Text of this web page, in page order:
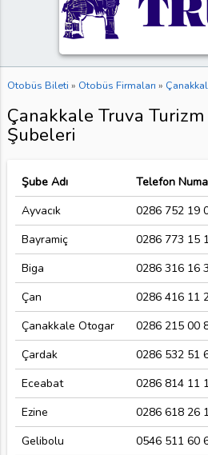
Otobüs Bileti » Otobüs Firmaları »
Çanakkale Truva
Şubeleri
Şube Adı
Telefon
Ayvacık
0286 752 19
Bayramiç
0286 773 15
Biga
0286 316 16
Çan
0286 416 11
Çanakkale Otogar
0286 215 00
Çardak
0286 532 51
Eceabat
0286 814 11
Ezine
0286 618 26
Gelibolu
0546 511 60